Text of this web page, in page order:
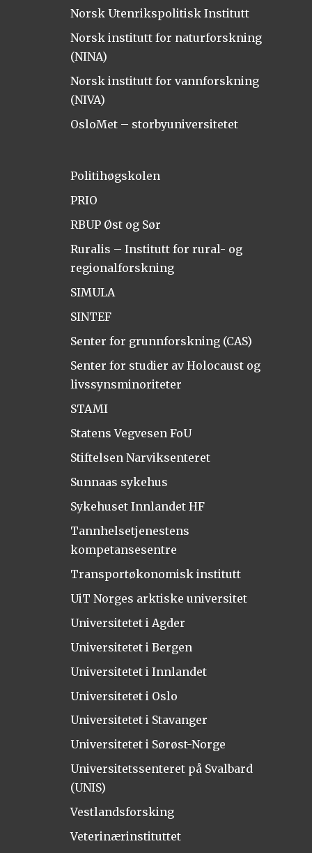
Norsk Utenrikspolitisk Institutt
Norsk institutt for naturforskning
(NINA)
Norsk institutt for vannforskning
(NIVA)
OsloMet – storbyuniversitetet
Politihøgskolen
PRIO
RBUP Øst og Sør
Ruralis – Institutt for rural- og
regionalforskning
SIMULA
SINTEF
Senter for grunnforskning (CAS)
Senter for studier av Holocaust og
livssynsminoriteter
STAMI
Statens Vegvesen FoU
Stiftelsen Narviksenteret
Sunnaas sykehus
Sykehuset Innlandet HF
Tannhelsetjenestens
kompetansesentre
Transportøkonomisk institutt
UiT Norges arktiske universitet
Universitetet i Agder
Universitetet i Bergen
Universitetet i Innlandet
Universitetet i Oslo
Universitetet i Stavanger
Universitetet i Sørøst-Norge
Universitetssenteret på Svalbard
(UNIS)
Vestlandsforsking
Veterinærinstituttet